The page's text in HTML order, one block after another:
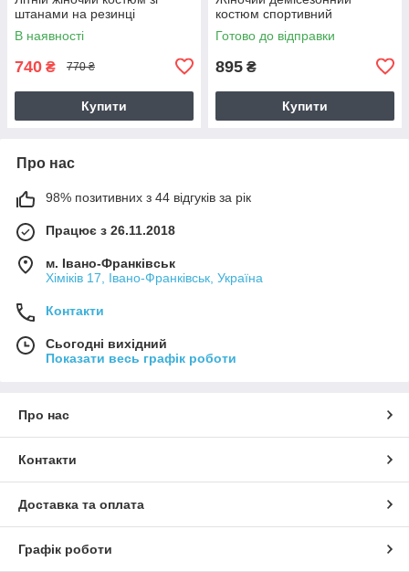
штанами на резинці
В наявності
740 ₴ 770 ₴
Купити
костюм спортивний
Готово до відправки
895 ₴
Купити
Про нас
98% позитивних з 44 відгуків за рік
Працює з 26.11.2018
м. Івано-Франківськ
Хіміків 17, Івано-Франківськ, Україна
Контакти
Сьогодні вихідний
Показати весь графік роботи
Про нас
Контакти
Доставка та оплата
Графік роботи